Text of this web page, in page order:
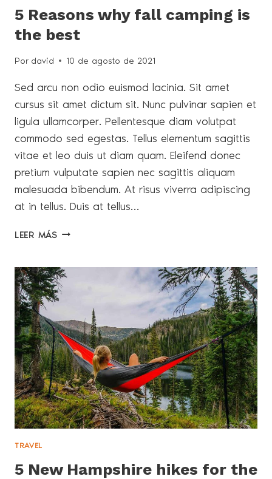
5 Reasons why fall camping is
the best
Por david 10 de agosto de 2021
Sed arcu non odio euismod lacinia. Sit amet
cursus sit amet dictum sit. Nunc pulvinar sapien et
ligula ullamcorper. Pellentesque diam volutpat
commodo sed egestas. Tellus elementum sagittis
vitae et leo duis ut diam quam. Eleifend donec
pretium vulputate sapien nec sagittis aliquam
malesuada bibendum. At risus viverra adipiscing
at in tellus. Duis at tellus…
LEER MÁS 5
FALL
CAMPING
IS
BEST
TRAVEL
5 New Hampshire hikes for the